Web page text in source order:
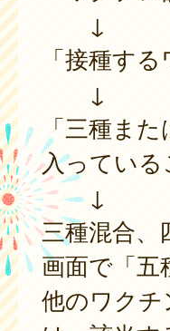
↓
「接種す
↓
「三種ま
入ってい
↓
三種混合、
画面で「
他のワク